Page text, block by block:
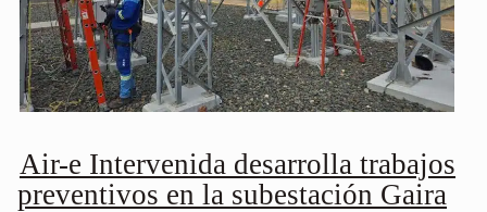
Air-e Intervenida desarrolla trabajos
preventivos en la subestación Gaira